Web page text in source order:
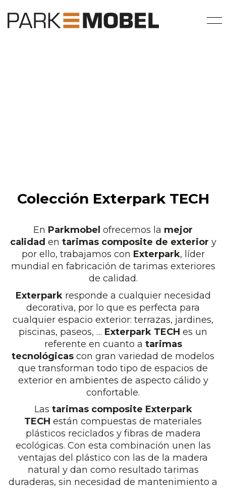
Colección Exterpark TECH
En Parkmobel ofrecemos la mejor
calidad en tarimas composite de exterior y
por ello, trabajamos con Exterpark, líder
mundial en fabricación de tarimas exteriores
de calidad.
Exterparkresponde a cualquier necesidad
decorativa, por lo que es perfecta para
cualquier espacio exterior: terrazas, jardines,
piscinas, paseos, … Exterpark TECH es un
referente en cuanto a tarimas
tecnológicas con gran variedad de modelos
que transforman todo tipo de espacios de
exterior en ambientes de aspecto cálido y
confortable.
Las tarimas composite Exterpark
TECH están compuestas de materiales
plásticos reciclados y fibras de madera
ecológicas. Con esta combinación unen las
ventajas del plástico con las de la madera
natural y dan como resultado tarimas
duraderas, sin necesidad de mantenimiento a